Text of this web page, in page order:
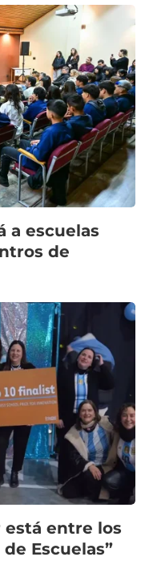
a escuelas
de
está entre los
Escuelas”